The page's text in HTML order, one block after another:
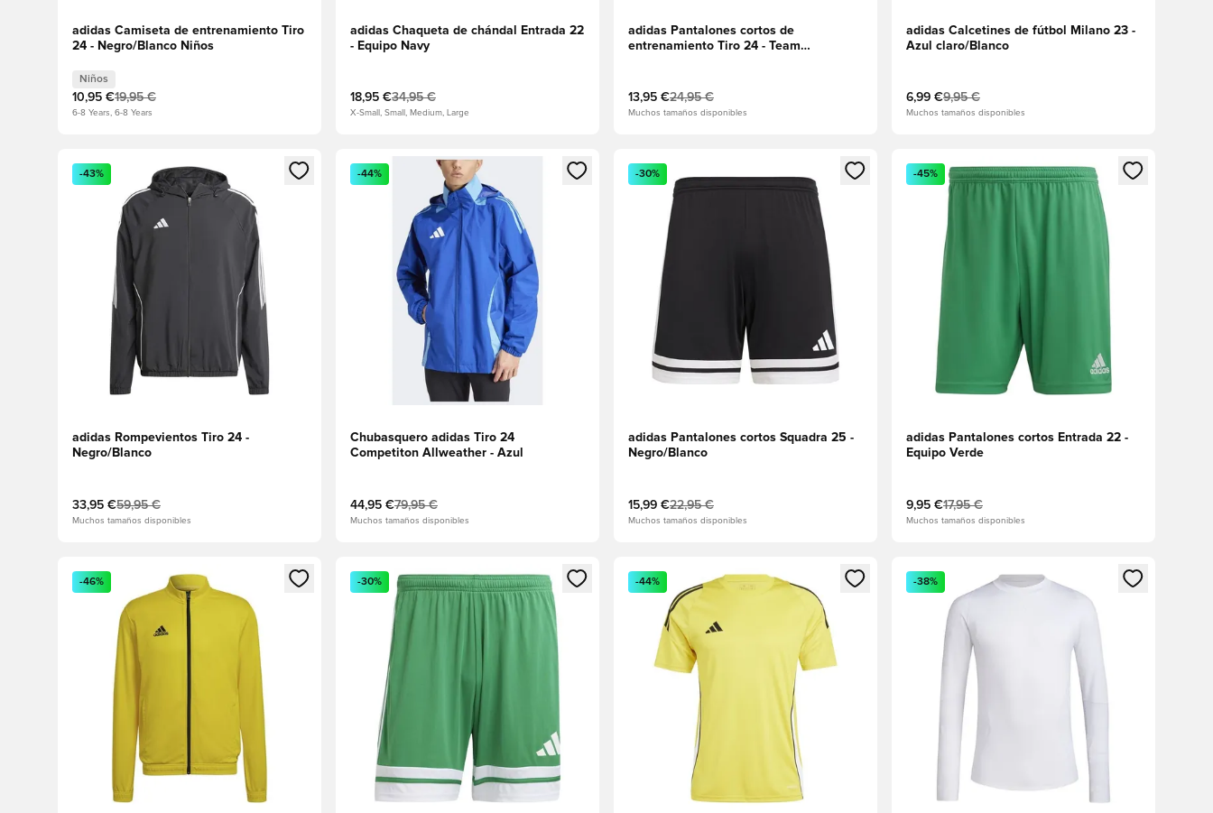
adidas Camiseta de entrenamiento Tiro
24 - Negro/Blanco Niños
Niños
10,95 €19,95 €
6-8 Years, 6-8 Years
adidas Chaqueta de chándal Entrada 22
- Equipo Navy
18,95 €34,95 €
X-Small, Small, Medium, Large
adidas Pantalones cortos de
entrenamiento Tiro 24 - Team
13,95 €24,95 €
Muchos tamaños disponibles
adidas Calcetines de fútbol Milano 23 -
Azul claro/Blanco
6,99 €9,95 €
Muchos tamaños disponibles
Abre un modal para iniciar sesión o registrarse como miembro
-43%
adidas Rompevientos Tiro 24 -
Negro/Blanco
33,95 €59,95 €
Muchos tamaños disponibles
Abre un modal para iniciar sesión o registrarse como miembro
-44%
Chubasquero adidas Tiro 24
Competiton Allweather - Azul
44,95 €79,95 €
Muchos tamaños disponibles
Abre un modal para iniciar sesión o registrarse como miembro
-30%
adidas Pantalones cortos Squadra 25 -
Negro/Blanco
15,99 €22,95 €
Muchos tamaños disponibles
Abre un modal para iniciar sesión o registrarse
-45%
adidas Pantalones cortos Entrada 22 -
Equipo Verde
9,95 €17,95 €
Muchos tamaños disponibles
Abre un modal para iniciar sesión o registrarse como miembro
-46%
Abre un modal para iniciar sesión o registrarse como miembro
-30%
Abre un modal para iniciar sesión o registrarse como miembro
-44%
Abre un modal para iniciar sesión o registrarse
-38%